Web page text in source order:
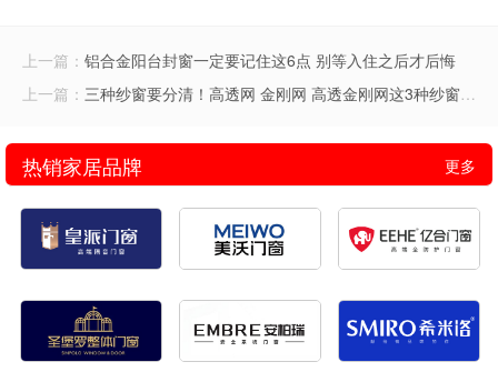
上一篇： 铝合金阳台封窗一定要记住这6点 别等入住之后才后悔
上一篇： 三种纱窗要分清！高透网 金刚网 高透金刚网这3种纱窗怎么选？
热销家居品牌 更多